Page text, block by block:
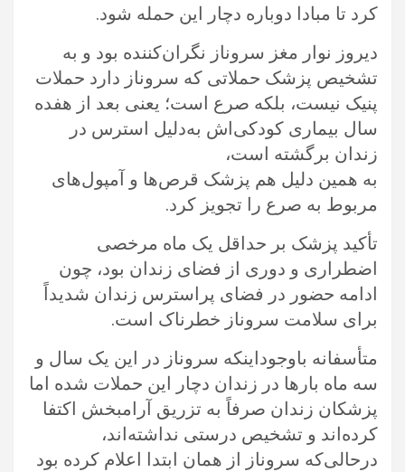
کرد تا مبادا دوباره دچار این حمله شود.
دیروز نوار مغز سروناز نگران‌کننده بود و به
تشخیص پزشک حملاتی که سروناز دارد حملات
پنیک نیست، بلکه صرع است؛ یعنی بعد از هفده
سال بیماری کودکی‌اش به‌دلیل استرس در
زندان برگشته است،
به همین دلیل هم پزشک قرص‌ها و آمپول‌های
مربوط به صرع را تجویز کرد.
تأکید پزشک بر حداقل یک ماه مرخصی
اضطراری و دوری از فضای زندان بود، چون
ادامه حضور در فضای پراسترس زندان شدیداً
برای سلامت سروناز خطرناک است.
متأسفانه باوجوداینکه سروناز در این یک سال و
سه ماه بارها در زندان دچار این حملات شده اما
پزشکان زندان صرفاً به تزریق آرامبخش اکتفا
کرده‌اند و تشخیص درستی نداشته‌اند،
درحالی‌که سروناز از همان ابتدا اعلام کرده بود